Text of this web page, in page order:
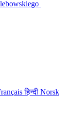
हिन्दी Norsk